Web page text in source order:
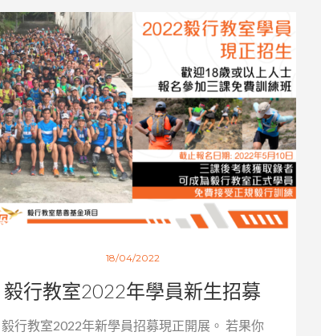
18/04/2022
毅行教室2022年學員新生招募
毅行教室2022年新學員招募現正開展。 若果你